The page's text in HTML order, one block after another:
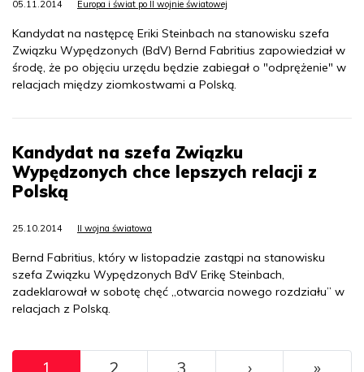
05.11.2014 Europa i świat po II wojnie światowej
Kandydat na następcę Eriki Steinbach na stanowisku szefa
Związku Wypędzonych (BdV) Bernd Fabritius zapowiedział w
środę, że po objęciu urzędu będzie zabiegał o "odprężenie" w
relacjach między ziomkostwami a Polską.
Kandydat na szefa Związku
Wypędzonych chce lepszych relacji z
Polską
25.10.2014 II wojna światowa
Bernd Fabritius, który w listopadzie zastąpi na stanowisku
szefa Związku Wypędzonych BdV Erikę Steinbach,
zadeklarował w sobotę chęć „otwarcia nowego rozdziału” w
relacjach z Polską.
Pagination
1 2 3 ››› »